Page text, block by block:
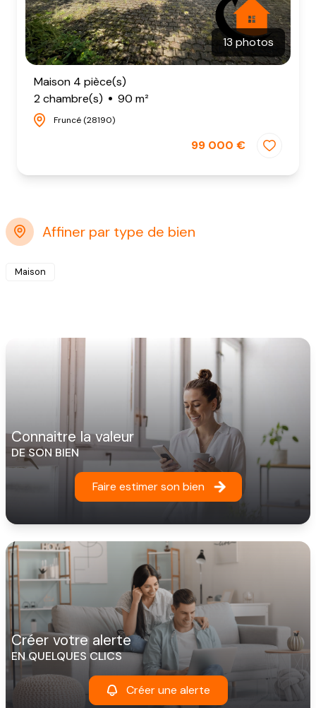
13 photos
Maison 4 pièce(s)
2 chambre(s)
90 m²
Fruncé (28190)
99 000 €
Affiner par type de bien
Maison
connaitre la valeur
DE SON BIEN
Faire estimer son bien
créer votre alerte
EN QUELQUES CLICS
Créer une alerte